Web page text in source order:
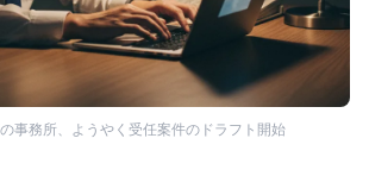
事務所、ようやく受任案件のドラフト開始